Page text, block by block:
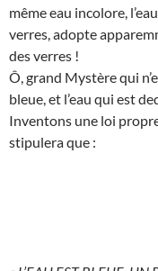
même eau incolore,
verres, adopte
des verres !
Ô, grand Mystère qui
bleue, et l’eau qui est
Inventons une loi
stipulera que :